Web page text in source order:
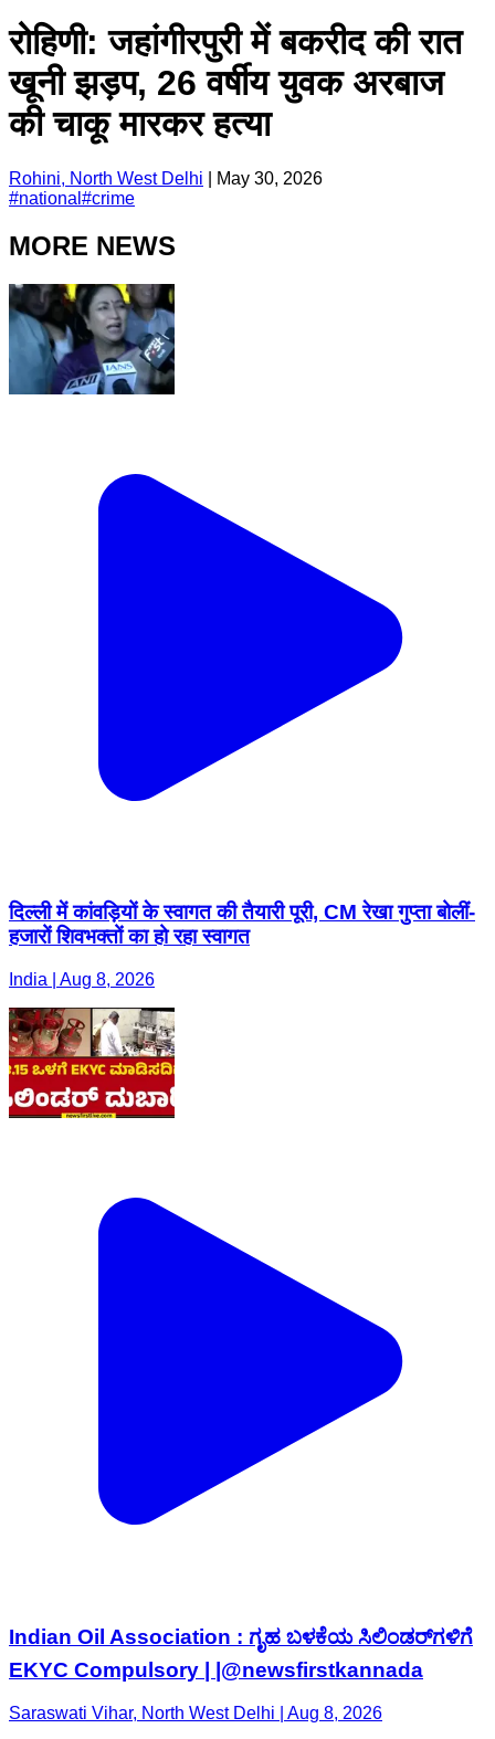
रोहिणी: जहांगीरपुरी में बकरीद की रात
खूनी झड़प, 26 वर्षीय युवक अरबाज
की चाकू मारकर हत्या
Rohini, North West Delhi
May 30, 2026
#national #crime
MORE NEWS
दिल्ली में कांवड़ियों के स्वागत की तैयारी पूरी, CM रेखा गुप्ता बोलीं-
हजारों शिवभक्तों का हो रहा स्वागत
India | Aug 8, 2026
Indian Oil Association : ಗೃಹ ಬಳಕೆಯ ಸಿಲಿಂಡರ್​ಗಳಿಗೆ
EKYC Compulsory | |@newsfirstkannada
Saraswati Vihar, North West Delhi | Aug 8, 2026